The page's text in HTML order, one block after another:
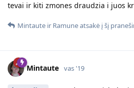
tevai ir kiti zmones draudzia i juos
Mintaute ir Ramuneatsakė į šį
Mintaute vas '19